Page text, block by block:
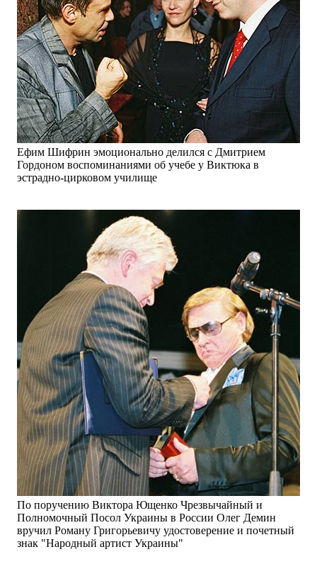
Ефим Шифрин эмоционально делился с Дмитрием
Гордоном воспоминаниями об учебе у Виктюка в
эстрадно-цирковом училище
По поручению Виктора Ющенко Чрезвычайный и
Полномочный Посол Украины в России Олег Демин
вручил Роману Григорьевичу удостоверение и почетный
знак "Народный артист Украины"